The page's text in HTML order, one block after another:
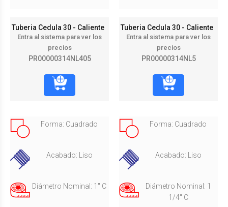
Tuberia Cedula 30 - Caliente
Entra al sistema para ver los
precios
PR00000314NL405
Tuberia Cedula 30 - Caliente
Entra al sistema para ver los
precios
PR00000314NL5
Forma: Cuadrado
Acabado: Liso
Diámetro Nominal: 1" C
Forma: Cuadrado
Acabado: Liso
Diámetro Nominal: 1
1/4" C